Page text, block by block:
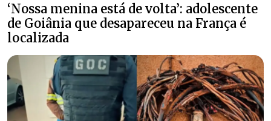
‘Nossa menina está de volta’: adolescente
de Goiânia que desapareceu na França é
localizada